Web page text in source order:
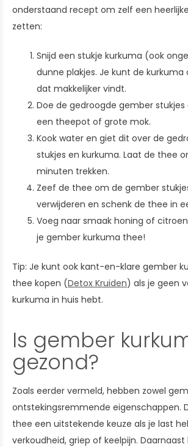
onderstaand recept om zelf een
zetten:
Snijd een stukje kurkuma (ook
dunne plakjes. Je kunt de kurkuma
dat makkelijker vindt.
Doe de gedroogde gember stukjes
een theepot of grote mok.
Kook water en giet dit over de
stukjes en kurkuma. Laat de thee
minuten trekken.
Zeef de thee om de gember
verwijderen en schenk de thee in
Voeg naar smaak honing of
je gember kurkuma thee!
Tip: Je kunt ook kant-en-klare gember
thee kopen (Detox Kruiden) als je geen
kurkuma in huis hebt.
Is gember
gezond?
Zoals eerder vermeld, hebben zowel
ontstekingsremmende eigenschappen.
thee een uitstekende keuze als je last
verkoudheid, griep of keelpijn.